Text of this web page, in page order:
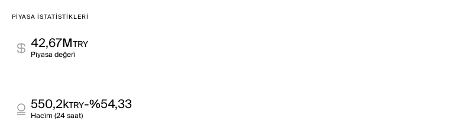
PIYASA İSTATISTIKLERI
42,67MTRY
Pi̇yasa değeri̇
550,2kTRY-%54,33
Haci̇m (24 saat)